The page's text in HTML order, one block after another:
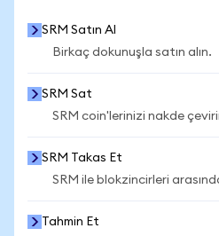
SRM Satın Al
Birkaç dokunuşla satın alın.
SRM Sat
SRM coin'lerinizi nakde
SRM Takas Et
SRM ile blokzincirleri
Tahmin Et